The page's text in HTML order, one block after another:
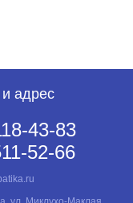
адрес
43-83
52-66